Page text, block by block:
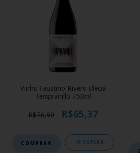
Vinho Faustino Rivero Ulecia
Tempranillo 750ml
R$76,90 R$65,37
ESPIAR